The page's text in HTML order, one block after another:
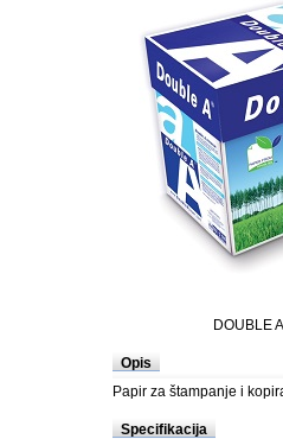
DOUBLE
Opis
Papir za štampanje i
Specifikacija